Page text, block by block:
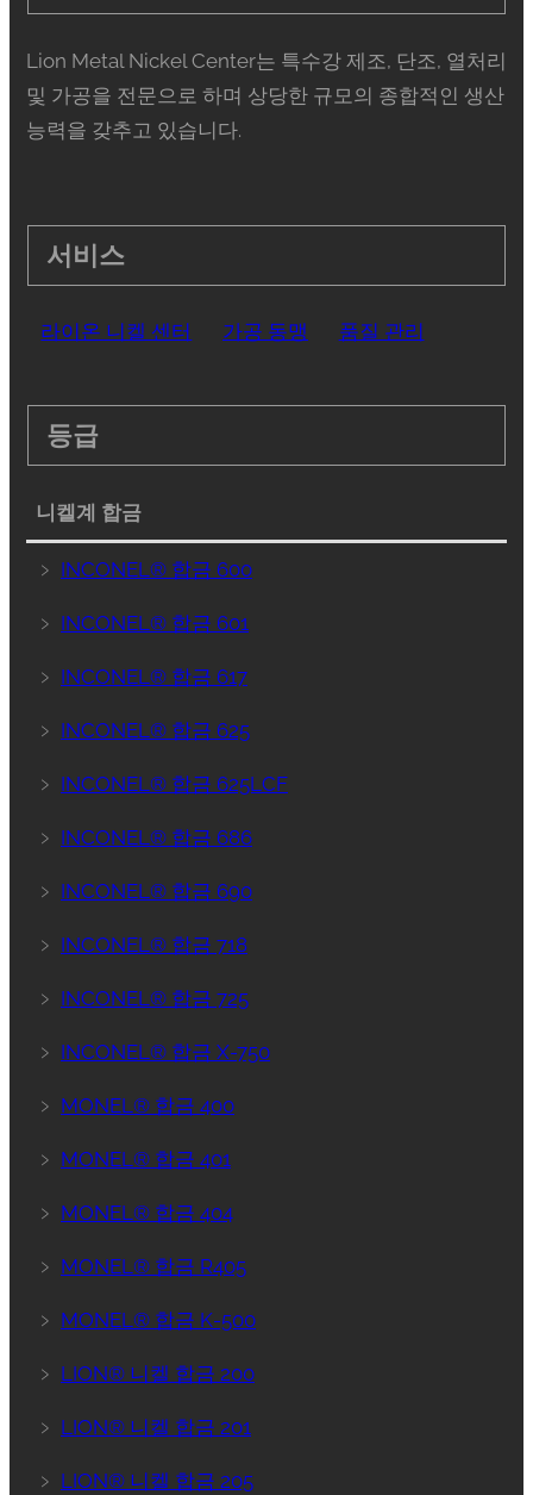
Lion Metal Nickel Center는 특수강 제조, 단조, 열처리
및 가공을 전문으로 하며 상당한 규모의 종합적인 생산
능력을 갖추고 있습니다.
서비스
라이온 니켈 센터 가공 동맹 품질 관리
등급
니켈계 합금
﹥ INCONEL® 합금 600
﹥ INCONEL® 합금 601
﹥ INCONEL® 합금 617
﹥ INCONEL® 합금 625
﹥ INCONEL® 합금 625LCF
﹥ INCONEL® 합금 686
﹥ INCONEL® 합금 690
﹥ INCONEL® 합금 718
﹥ INCONEL® 합금 725
﹥ INCONEL® 합금 X-750
﹥ MONEL® 합금 400
﹥ MONEL® 합금 401
﹥ MONEL® 합금 404
﹥ MONEL® 합금 R405
﹥ MONEL® 합금 K-500
﹥ LION® 니켈 합금 200
﹥ LION® 니켈 합금 201
﹥ LION® 니켈 합금 205